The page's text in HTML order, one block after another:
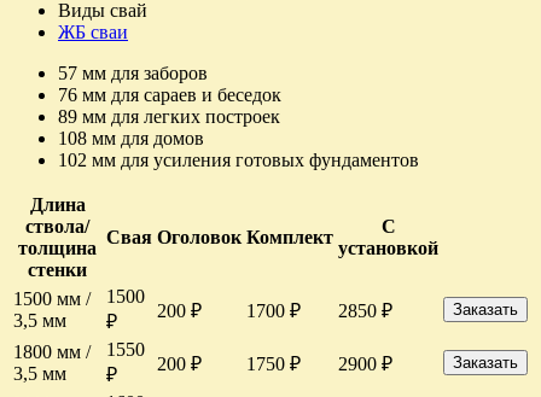
Виды свай
ЖБ сваи
57 мм для заборов
76 мм для сараев и беседок
89 мм для легких построек
108 мм для домов
102 мм для усиления готовых фундаментов
Длина
ствола/
толщина
стенки
Свая Оголовок Комплект
С
установкой
1500 мм /
3,5 мм
1500
₽
200 ₽ 1700 ₽ 2850 ₽ Заказать
1800 мм /
3,5 мм
1550
₽
200 ₽ 1750 ₽ 2900 ₽ Заказать